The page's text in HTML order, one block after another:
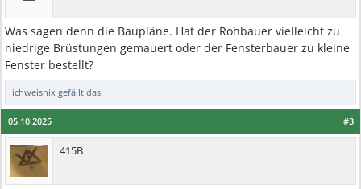
Was sagen denn die Baupläne. Hat der Rohbauer vielleicht zu
niedrige Brüstungen gemauert oder der Fensterbauer zu kleine
Fenster bestellt?
ichweisnix gefällt das.
#3
05.10.2025
415B